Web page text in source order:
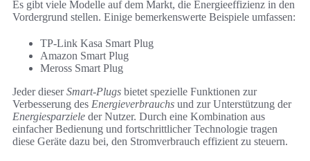
Es gibt viele Modelle auf dem Markt, die Energieeffizienz in den
Vordergrund stellen. Einige bemerkenswerte Beispiele umfassen:
TP-Link Kasa Smart Plug
Amazon Smart Plug
Meross Smart Plug
Jeder dieserSmart-Plugs bietet spezielle Funktionen zur
Verbesserung des Energieverbrauchs und zur Unterstützung der
Energiesparziele der Nutzer. Durch eine Kombination aus
einfacher Bedienung und fortschrittlicher Technologie tragen
diese Geräte dazu bei, den Stromverbrauch effizient zu steuern.